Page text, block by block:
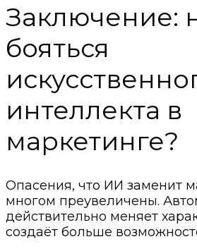
Заключение:
бояться
интеллекта в
маркетинге?
Опасения, что ИИ заменит
многом преувеличены.
действительно меняет
создаёт больше